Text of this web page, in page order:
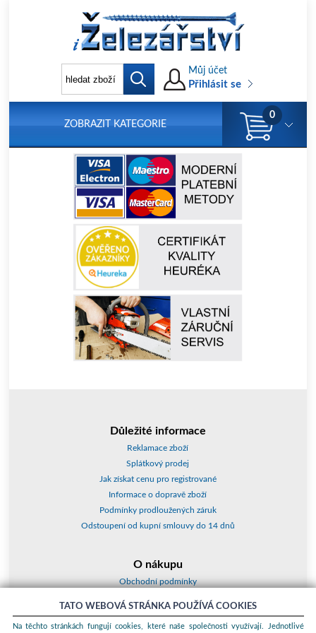
Můj účet
Přihlásit se
ZOBRAZIT KATEGORIE
0
Důležité informace
Reklamace zboží
Splátkový prodej
Jak získat cenu pro registrované
Informace o dopravě zboží
Podmínky prodloužených záruk
Odstoupení od kupní smlouvy do 14 dnů
O nákupu
Obchodní podmínky
Kontakty a adresy
TATO WEBOVÁ STRÁNKA POUŽÍVÁ COOKIES
Na těchto stránkách fungují cookies, které naše společnosti využívají. Jednotlivé